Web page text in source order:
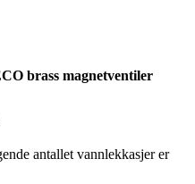
brass magnetventiler
antallet vannlekkasjer er